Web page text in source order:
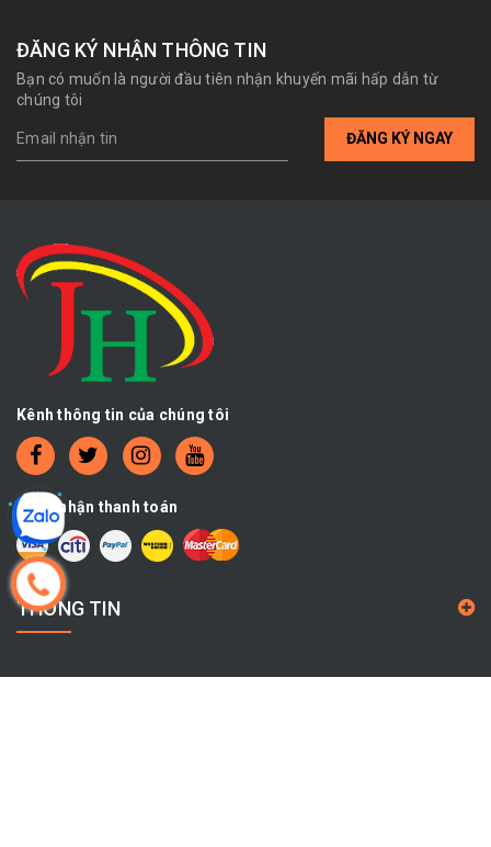
ĐĂNG KÝ NHẬN THÔNG TIN
Bạn có muốn là người đầu tiên nhận khuyến mãi hấp dẫn từ
chúng tôi
ĐĂNG KÝ NGAY
Kênh thông tin của chúng tôi
Chấp nhận thanh toán
THÔNG TIN